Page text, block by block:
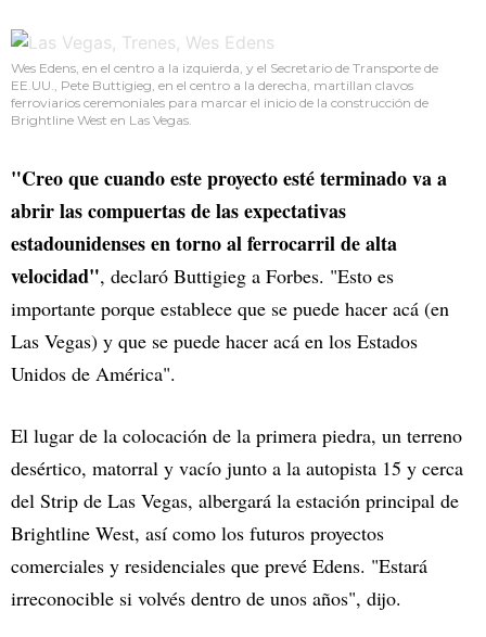
Wes Edens, en el centro a la izquierda, y el Secretario de Transporte de
EE.UU., Pete Buttigieg, en el centro a la derecha, martillan clavos
ferroviarios ceremoniales para marcar el inicio de la construcción de
Brightline West en Las Vegas.
"Creo que cuando este proyecto esté terminado va a
abrir las compuertas de las expectativas
estadounidenses en torno al ferrocarril de alta
velocidad", declaró Buttigieg a Forbes. "Esto es
importante porque establece que se puede hacer acá (en
Las Vegas) y que se puede hacer acá en los Estados
Unidos de América".
El lugar de la colocación de la primera piedra, un terreno
desértico, matorral y vacío junto a la autopista 15 y cerca
del Strip de Las Vegas, albergará la estación principal de
Brightline West, así como los futuros proyectos
comerciales y residenciales que prevé Edens. "Estará
irreconocible si volvés dentro de unos años", dijo.